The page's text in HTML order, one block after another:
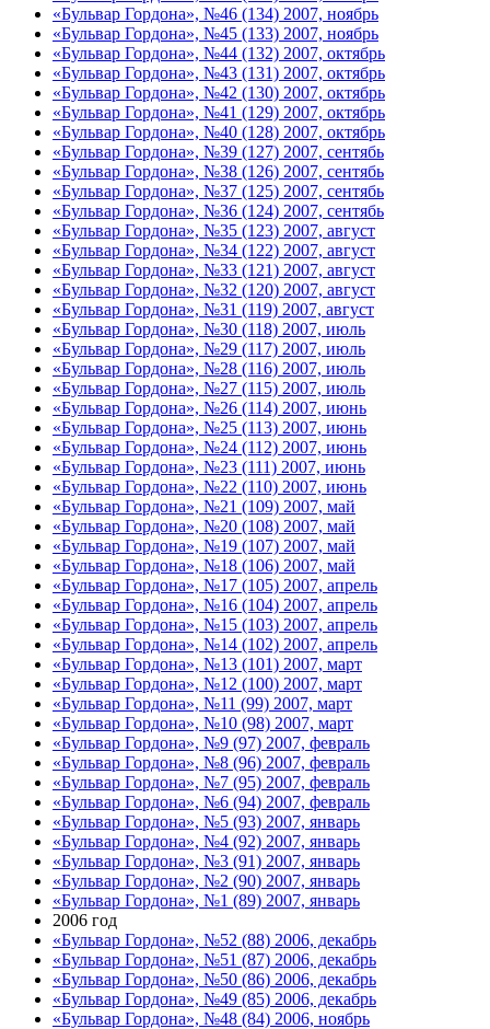
«Бульвар Гордона», №46 (134) 2007, ноябрь
«Бульвар Гордона», №45 (133) 2007, ноябрь
«Бульвар Гордона», №44 (132) 2007, октябрь
«Бульвар Гордона», №43 (131) 2007, октябрь
«Бульвар Гордона», №42 (130) 2007, октябрь
«Бульвар Гордона», №41 (129) 2007, октябрь
«Бульвар Гордона», №40 (128) 2007, октябрь
«Бульвар Гордона», №39 (127) 2007, сентябь
«Бульвар Гордона», №38 (126) 2007, сентябь
«Бульвар Гордона», №37 (125) 2007, сентябь
«Бульвар Гордона», №36 (124) 2007, сентябь
«Бульвар Гордона», №35 (123) 2007, август
«Бульвар Гордона», №34 (122) 2007, август
«Бульвар Гордона», №33 (121) 2007, август
«Бульвар Гордона», №32 (120) 2007, август
«Бульвар Гордона», №31 (119) 2007, август
«Бульвар Гордона», №30 (118) 2007, июль
«Бульвар Гордона», №29 (117) 2007, июль
«Бульвар Гордона», №28 (116) 2007, июль
«Бульвар Гордона», №27 (115) 2007, июль
«Бульвар Гордона», №26 (114) 2007, июнь
«Бульвар Гордона», №25 (113) 2007, июнь
«Бульвар Гордона», №24 (112) 2007, июнь
«Бульвар Гордона», №23 (111) 2007, июнь
«Бульвар Гордона», №22 (110) 2007, июнь
«Бульвар Гордона», №21 (109) 2007, май
«Бульвар Гордона», №20 (108) 2007, май
«Бульвар Гордона», №19 (107) 2007, май
«Бульвар Гордона», №18 (106) 2007, май
«Бульвар Гордона», №17 (105) 2007, апрель
«Бульвар Гордона», №16 (104) 2007, апрель
«Бульвар Гордона», №15 (103) 2007, апрель
«Бульвар Гордона», №14 (102) 2007, апрель
«Бульвар Гордона», №13 (101) 2007, март
«Бульвар Гордона», №12 (100) 2007, март
«Бульвар Гордона», №11 (99) 2007, март
«Бульвар Гордона», №10 (98) 2007, март
«Бульвар Гордона», №9 (97) 2007, февраль
«Бульвар Гордона», №8 (96) 2007, февраль
«Бульвар Гордона», №7 (95) 2007, февраль
«Бульвар Гордона», №6 (94) 2007, февраль
«Бульвар Гордона», №5 (93) 2007, январь
«Бульвар Гордона», №4 (92) 2007, январь
«Бульвар Гордона», №3 (91) 2007, январь
«Бульвар Гордона», №2 (90) 2007, январь
«Бульвар Гордона», №1 (89) 2007, январь
2006 год
«Бульвар Гордона», №52 (88) 2006, декабрь
«Бульвар Гордона», №51 (87) 2006, декабрь
«Бульвар Гордона», №50 (86) 2006, декабрь
«Бульвар Гордона», №49 (85) 2006, декабрь
«Бульвар Гордона», №48 (84) 2006, ноябрь